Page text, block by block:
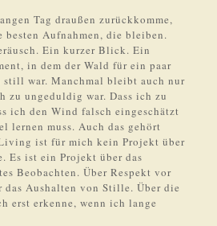
Tag draußen zurückkomme,
besten Aufnahmen, die bleiben.
Ein kurzer Blick. Ein
in dem der Wald für ein paar
still war. Manchmal bleibt auch nur
zu ungeduldig war. Dass ich zu
ich den Wind falsch eingeschätzt
lernen muss. Auch das gehört
ist für mich kein Projekt über
Es ist ein Projekt über das
Beobachten. Über Respekt vor
das Aushalten von Stille. Über die
erst erkenne, wenn ich lange